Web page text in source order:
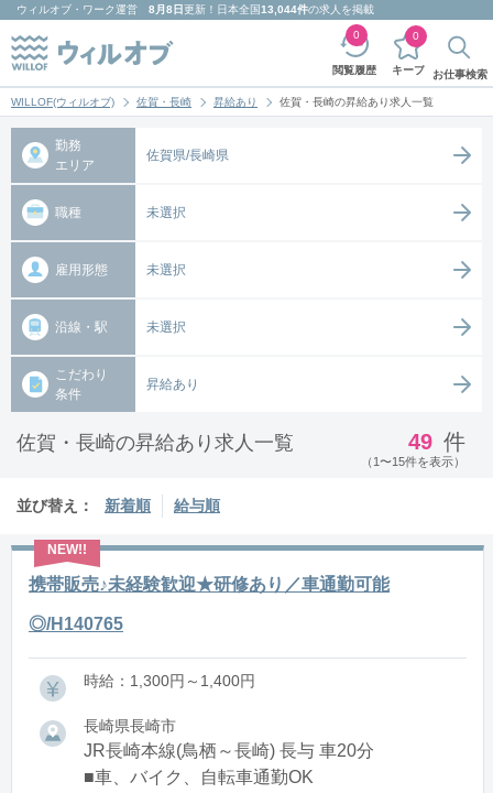
ウィルオブ・ワーク運営 8月8日更新！日本全国13,044件の求人を掲載
閲覧履歴
0
キープ
0
お仕事検索
WILLOF(ウィルオブ) 佐賀・長崎 昇給あり 佐賀・長崎の昇給あり求人一覧
勤務
エリア
佐賀県/長崎県
職種 未選択
雇用形態 未選択
沿線・駅 未選択
こだわり
条件
昇給あり
佐賀・長崎の昇給あり求人一覧 49 件
（1〜15件を表示）
並び替え： 新着順 給与順
携帯販売♪未経験歓迎★研修あり／車通勤可能
◎/H140765
時給：1,300円～1,400円
長崎県長崎市
JR長崎本線(鳥栖～長崎) 長与 車20分
■車、バイク、自転車通勤OK